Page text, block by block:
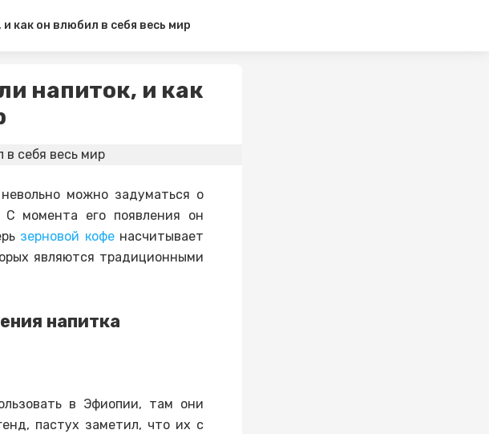
как он влюбил в себя весь мир
напиток, и как
можно задуматься о
С момента его появления он
зерновой кофенасчитывает
являются традиционными
напитка
в Эфиопии, там они
пастух заметил, что их с